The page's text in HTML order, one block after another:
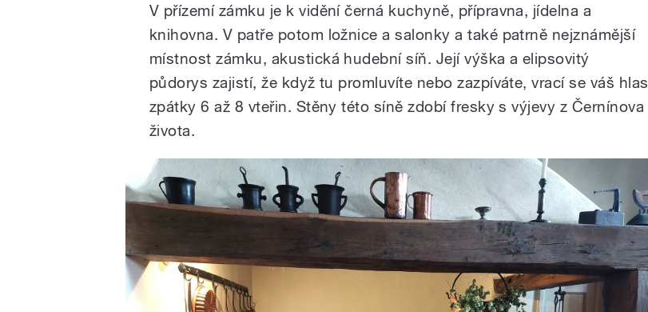
V přízemí zámku je k vidění černá kuchyně, přípravna, jídelna a
knihovna. V patře potom ložnice a salonky a také patrně nejznámější
místnost zámku, akustická hudební síň. Její výška a elipsovitý
půdorys zajistí, že když tu promluvíte nebo zazpíváte, vrací se váš hlas
zpátky 6 až 8 vteřin. Stěny této síně zdobí fresky s výjevy z Černínova
života.